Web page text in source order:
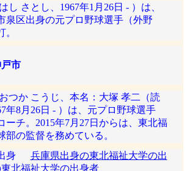
し さとし、1967年1月26日 - ）は、
泉区出身の元プロ野球選手（外野
市
つか こうじ、本名：大塚 孝二（読
年8月26日 - ）は、元プロ野球選手
ーチ。2015年7月27日からは、東北福
部の監督を務めている。
出身 兵庫県出身の東北福祉大学の出
北福祉大学の出身者